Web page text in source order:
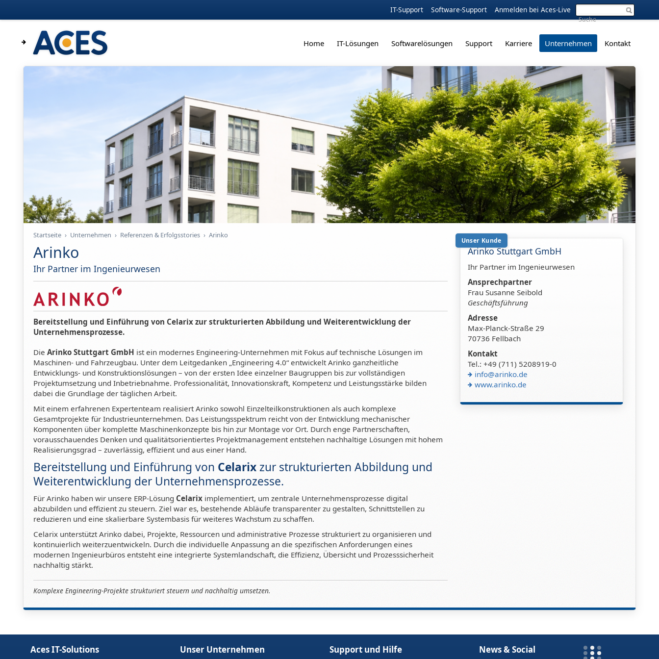
IT-Support Software-Support Anmelden bei Aces-Live
Home IT-Lösungen Softwarelösungen Support Karriere Unternehmen Kontakt
Startseite › Unternehmen › Referenzen & Erfolgsstories › Arinko
Arinko
Ihr Partner im Ingenieurwesen
Bereitstellung und Einführung von Celarix zur strukturierten Abbildung und Weiterentwicklung der
Unternehmensprozesse.
Die Arinko Stuttgart GmbH ist ein modernes Engineering-Unternehmen mit Fokus auf technische Lösungen im
Maschinen- und Fahrzeugbau. Unter dem Leitgedanken „Engineering 4.0“ entwickelt Arinko ganzheitliche
Entwicklungs- und Konstruktionslösungen – von der ersten Idee einzelner Baugruppen bis zur vollständigen
Projektumsetzung und Inbetriebnahme. Professionalität, Innovationskraft, Kompetenz und Leistungsstärke bilden
dabei die Grundlage der täglichen Arbeit.
Mit einem erfahrenen Expertenteam realisiert Arinko sowohl Einzelteilkonstruktionen als auch komplexe
Gesamtprojekte für Industrieunternehmen. Das Leistungsspektrum reicht von der Entwicklung mechanischer
Komponenten über komplette Maschinenkonzepte bis hin zur Montage vor Ort. Durch enge Partnerschaften,
vorausschauendes Denken und qualitätsorientiertes Projektmanagement entstehen nachhaltige Lösungen mit hohem
Realisierungsgrad – zuverlässig, effizient und aus einer Hand.
Bereitstellung und Einführung von Celarixzur strukturierten Abbildung und
Weiterentwicklung der Unternehmensprozesse.
Für Arinko haben wir unsere ERP-Lösung Celarix implementiert, um zentrale Unternehmensprozesse digital
abzubilden und effizient zu steuern. Ziel war es, bestehende Abläufe transparenter zu gestalten, Schnittstellen zu
reduzieren und eine skalierbare Systembasis für weiteres Wachstum zu schaffen.
Celarix unterstützt Arinko dabei, Projekte, Ressourcen und administrative Prozesse strukturiert zu organisieren und
kontinuierlich weiterzuentwickeln. Durch die individuelle Anpassung an die spezifischen Anforderungen eines
modernen Ingenieurbüros entsteht eine integrierte Systemlandschaft, die Effizienz, Übersicht und Prozesssicherheit
nachhaltig stärkt.
Komplexe Engineering-Projekte strukturiert steuern und nachhaltig umsetzen.
Unser Kunde
Arinko Stuttgart GmbH
Ihr Partner im Ingenieurwesen
Ansprechpartner
Frau Susanne Seibold
Geschäftsführung
Adresse
Max-Planck-Straße 29
70736 Fellbach
Kontakt
Tel.: +49 (711) 5208919-0
info@arinko.de
www.arinko.de
Aces IT-Solutions Unser Unternehmen Support und Hilfe News & Social